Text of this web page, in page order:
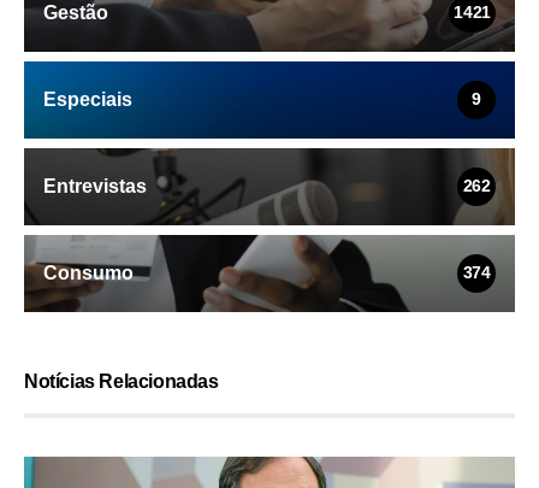
Gestão 1421
Especiais 9
Entrevistas 262
Consumo 374
Notícias Relacionadas